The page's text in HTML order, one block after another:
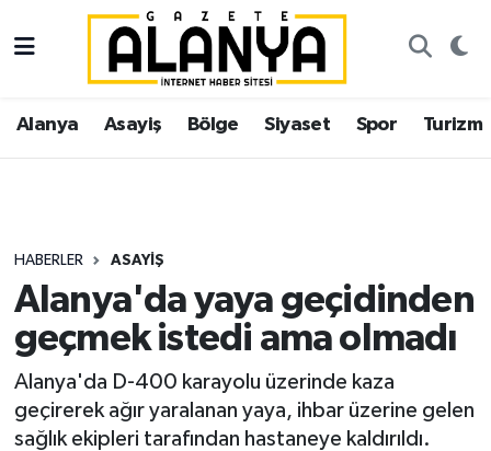
Alanya Asayiş Bölge Siyaset Spor Turizm
HABERLER ASAYIŞ
Alanya'da yaya geçidinden
geçmek istedi ama olmadı
Alanya'da D-400 karayolu üzerinde kaza
geçirerek ağır yaralanan yaya, ihbar üzerine gelen
sağlık ekipleri tarafından hastaneye kaldırıldı.
Alanya
Asayiş
Siyaset
Spor
Turizm
Ekonomi
İstanbul Nöbetçi Eczaneler
İstanbul Hava Durumu
Süper Lig Puan Durumu ve Fikstür
Tüm Manşetler
Son Dakika Haberleri
Haber Arşivi